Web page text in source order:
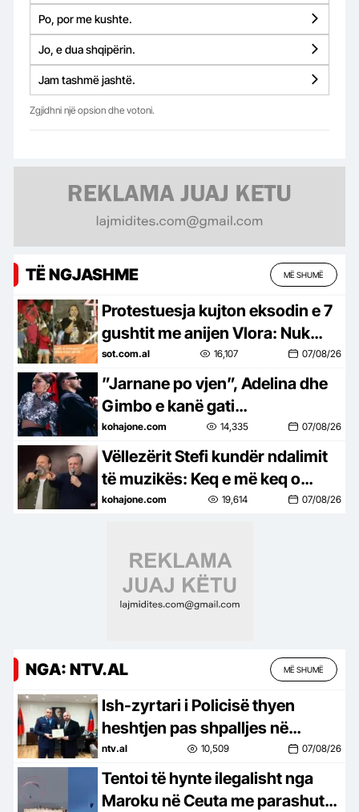
Po, por me kushte.
Jo, e dua shqipërin.
Jam tashmë jashtë.
Zgjidhni një opsion dhe votoni.
TË NGJASHME MË SHUMË
Protestuesja kujton eksodin e 7
gushtit me anijen Vlora: Nuk
duam më të ikim, Shqipëria
është e jona!
sot.com.al 16,107 07/08/26
”Jarnane po vjen”, Adelina dhe
Gimbo e kanë gati
bashkëpunimin e parë
kohajone.com 14,335 07/08/26
Vëllezërit Stefi kundër ndalimit
të muzikës: Keq e më keq o
Rame! Ia nxive jetën këtij populli
kohajone.com 19,614 07/08/26
NGA: NTV.AL MË SHUMË
Ish-zyrtari i Policisë thyen
heshtjen pas shpalljes në
kërkim: Nuk nxora armë, kërkoj
ndjesë për fyerjet
ntv.al 10,509 07/08/26
Tentoi të hynte ilegalisht nga
Maroku në Ceuta me parashutë,